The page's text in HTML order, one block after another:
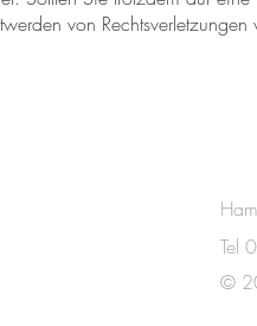
von
Tel
©